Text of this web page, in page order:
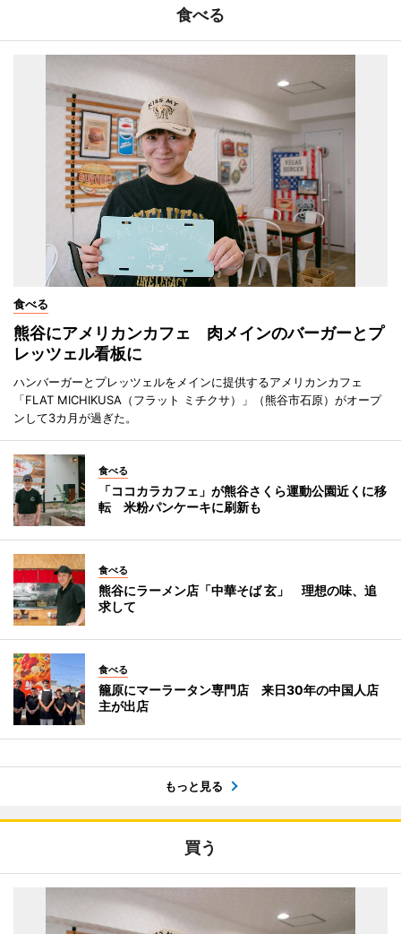
食べる
食べる
熊谷にアメリカンカフェ 肉メインのバーガーとプ
レッツェル看板に
ハンバーガーとプレッツェルをメインに提供するアメリカンカフェ
「FLAT MICHIKUSA（フラット ミチクサ）」（熊谷市石原）がオープ
ンして3カ月が過ぎた。
食べる
「ココカラカフェ」が熊谷さくら運動公園近くに移
転 米粉パンケーキに刷新も
食べる
熊谷にラーメン店「中華そば 玄」 理想の味、追
求して
食べる
籠原にマーラータン専門店 来日30年の中国人店
主が出店
もっと見る
買う